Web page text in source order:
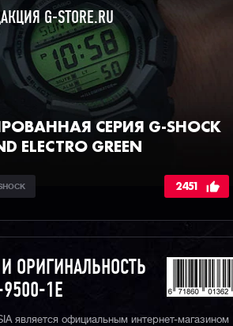
G-STORE.RU
СЕРИЯ G-SHOCK
ELECTRO GREEN
2451
И ОРИГИНАЛЬНОСТЬ
9500-1E
является официальным интернет-магазином